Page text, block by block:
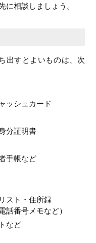
に相談しましょう。
出すとよいものは、次
ッシュカード
分証明書
手帳など
スト・住所録
話番号メモなど）
など